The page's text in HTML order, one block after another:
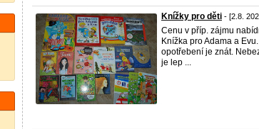
Knížky pro děti - [2.8.
Cenu v příp. zájmu
Knížka pro Adama a
opotřebení je znát.
je lep ...